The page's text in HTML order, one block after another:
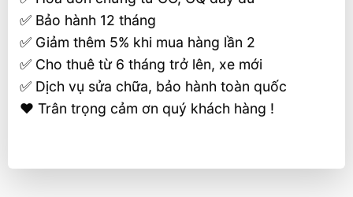
✅ Bảo hành 12 tháng
✅ Giảm thêm 5% khi mua hàng lần 2
✅ Cho thuê từ 6 tháng trở lên, xe mới
✅ Dịch vụ sửa chữa, bảo hành toàn quốc
❤️ Trân trọng cảm ơn quý khách hàng !